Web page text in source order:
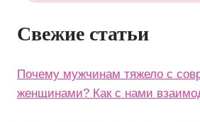
Свежие статьи
Почему мужчинам тяжело с
женщинами? Как с нами